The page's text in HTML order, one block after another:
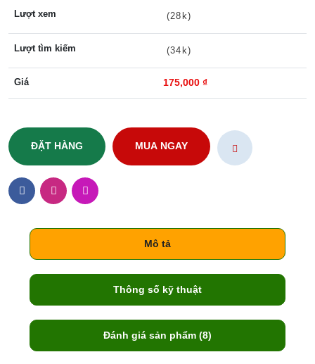
Lượt xem (28k)
Lượt tìm kiếm (34k)
Giá 175,000 ₫
ĐẶT HÀNG MUA NGAY
Mô tả
Thông số kỹ thuật
Đánh giá sản phẩm (8)